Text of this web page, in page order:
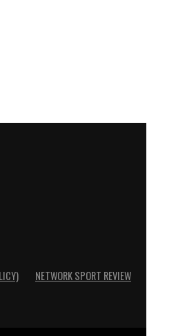
NETWORK SPORT REVIEW